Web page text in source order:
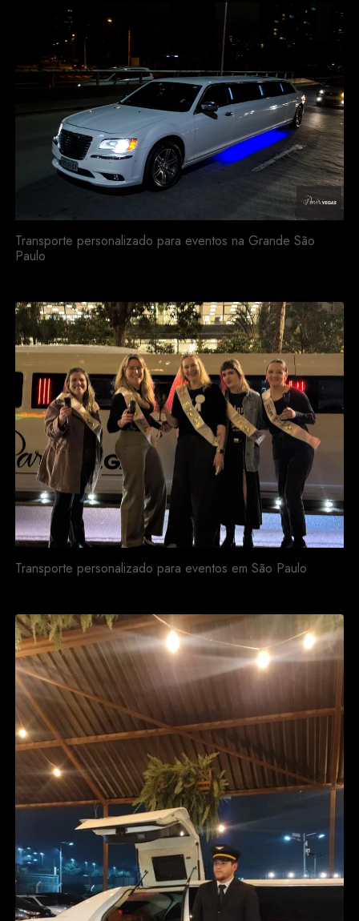
Transporte personalizado para eventos na Grande São
Paulo
Transporte personalizado para eventos em São Paulo